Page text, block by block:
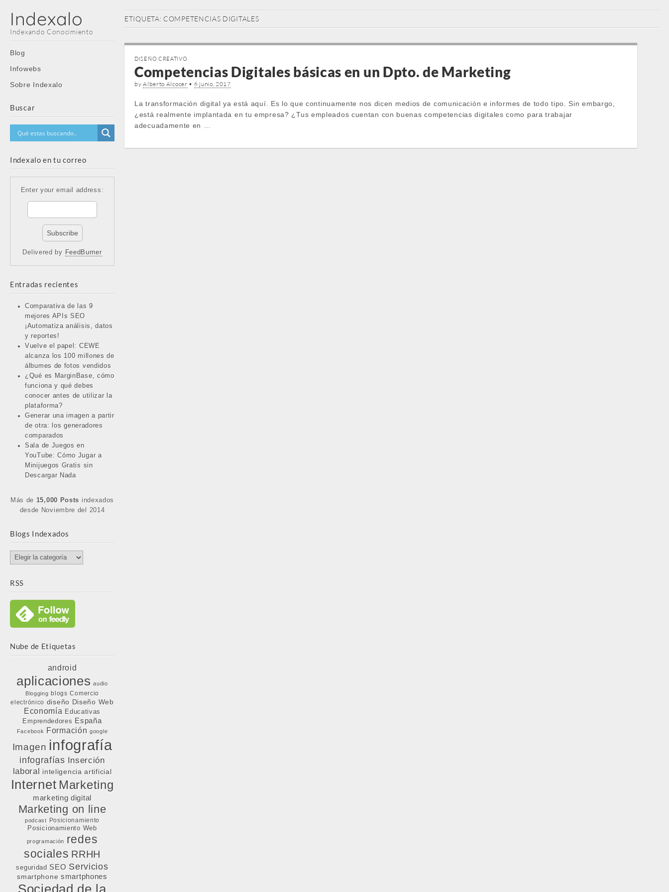
Indexalo
Indexando Conocimiento
Main
menu
Skip
content
Blog
Infowebs
Sobre Indexalo
Buscar
Indexalo en tu correo
Enter your email address:
Delivered by FeedBurner
Entradas recientes
Comparativa de las 9
mejores APIs SEO
¡Automatiza análisis, datos
y reportes!
Vuelve el papel: CEWE
alcanza los 100 millones de
álbumes de fotos vendidos
¿Qué es MarginBase, cómo
funciona y qué debes
conocer antes de utilizar la
plataforma?
Generar una imagen a partir
de otra: los generadores
comparados
Sala de Juegos en
YouTube: Cómo Jugar a
Minijuegos Gratis sin
Descargar Nada
Más de 15,000 Posts indexados
desde Noviembre del 2014
Blogs Indexados
Blogs
Indexados
RSS
Nube de Etiquetas
android
aplicaciones audio
Blogging blogs Comercio
electrónico diseño Diseño Web
Economía Educativas
Emprendedores España
Facebook Formación google
Imagen infografía
infografías Inserción
laboral inteligencia artificial
Internet Marketing
marketing digital
Marketing on line
podcast
Posicionamiento
Posicionamiento Web
programación redes
sociales RRHH
seguridad SEO Servicios
smartphone smartphones
Sociedad de la
ETIQUETA: COMPETENCIAS DIGITALES
DISEÑO CREATIVO
Competencias Digitales básicas en un Dpto. de Marketing
byAlberto Alcocer • 6 junio, 2017
La transformación digital ya está aquí. Es lo que continuamente nos dicen medios de comunicación e informes de todo tipo. Sin embargo,
¿está realmente implantada en tu empresa? ¿Tus empleados cuentan con buenas competencias digitales como para trabajar
adecuadamente en …